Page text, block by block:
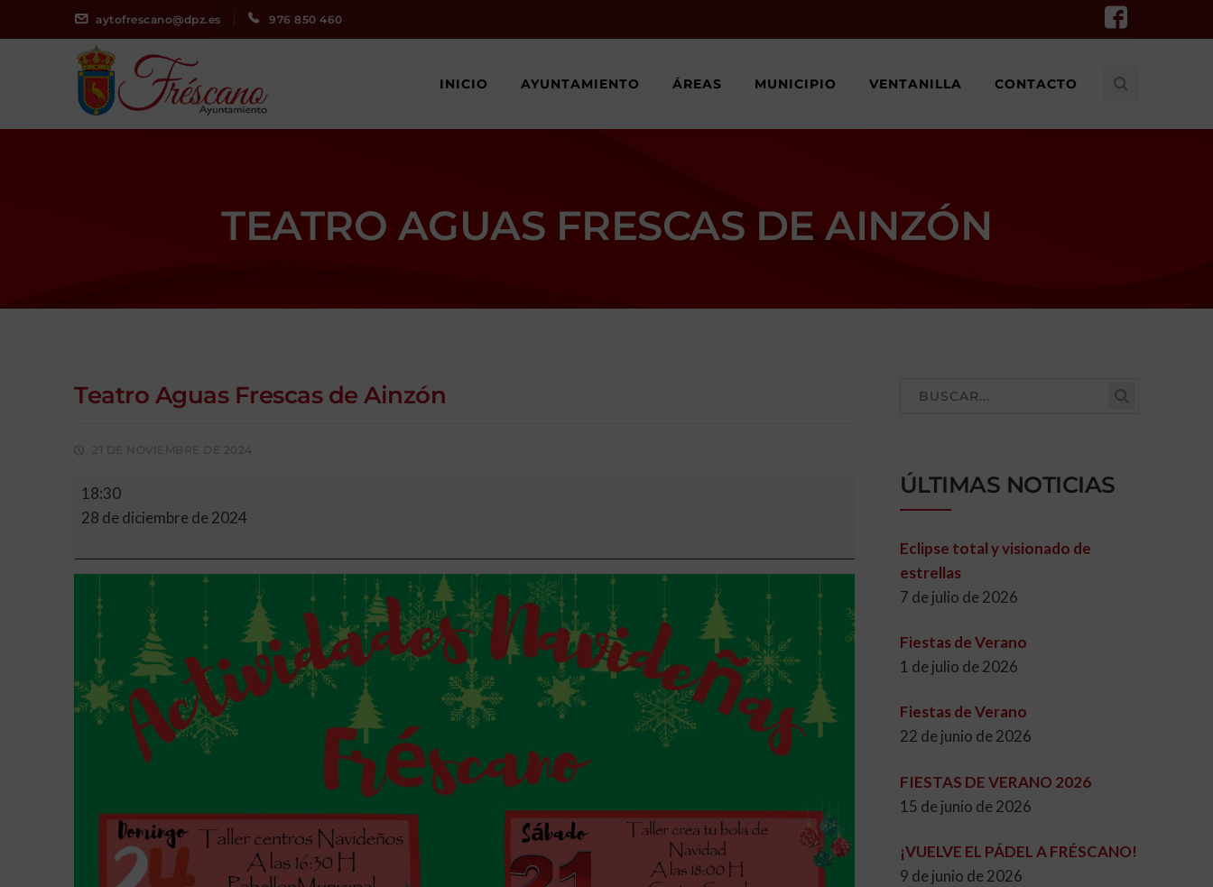
aytofrescano@dpz.es 976 850 460
INICIO AYUNTAMIENTO ÁREAS MUNICIPIO VENTANILLA CONTACTO
TEATRO AGUAS FRESCAS DE AINZÓN
Teatro Aguas Frescas de Ainzón
21 DE NOVIEMBRE DE 2024
18:30
28 de diciembre de 2024
ÚLTIMAS NOTICIAS
Eclipse total y visionado de
estrellas
7 de julio de 2026
Fiestas de Verano
1 de julio de 2026
Fiestas de Verano
22 de junio de 2026
FIESTAS DE VERANO 2026
15 de junio de 2026
¡VUELVE EL PÁDEL A FRÉSCANO!
9 de junio de 2026